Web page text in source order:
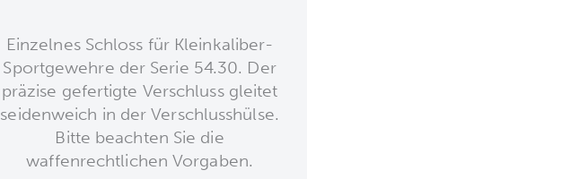
Einzelnes Schloss für Kleinkaliber-
Sportgewehre der Serie 54.30. Der
präzise gefertigte Verschluss gleitet
seidenweich in der Verschlusshülse.
Bitte beachten Sie die
waffenrechtlichen Vorgaben.